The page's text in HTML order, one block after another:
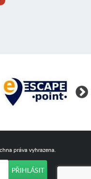
práva vyhrazena.